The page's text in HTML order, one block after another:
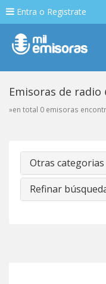
Entra o Registrate
Emisoras de radio
»en total 0 emisoras
Otras categorias
Refinar